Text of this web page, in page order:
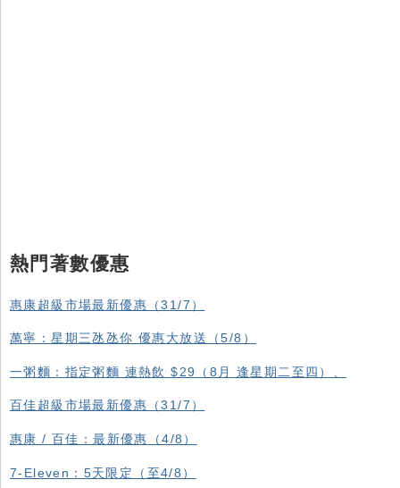
熱門著數優惠
惠康超級市場最新優惠（31/7）
萬寧：星期三氹氹你 優惠大放送（5/8）
一粥麵：指定粥麵 連熱飲 $29（8月 逢星期二至四）、
百佳超級市場最新優惠（31/7）
惠康 / 百佳：最新優惠（4/8）
7-Eleven：5天限定（至4/8）